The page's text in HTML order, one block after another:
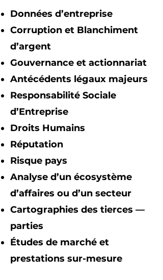
Données d’entreprise
Corruption et Blanchiment
d’argent
Gouvernance et actionnariat
Antécédents légaux majeurs
Responsabilité Sociale
d’Entreprise
Droits Humains
Réputation
Risque pays
Analyse d’un écosystème
d’affaires ou d’un secteur
Cartographies des tierces —
parties
Études de marché et
prestations sur-mesure